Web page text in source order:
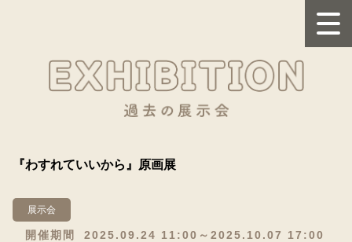
『わすれていいから』原画展
展示会
開催期間 2025.09.24 11:00～2025.10.07 17:00